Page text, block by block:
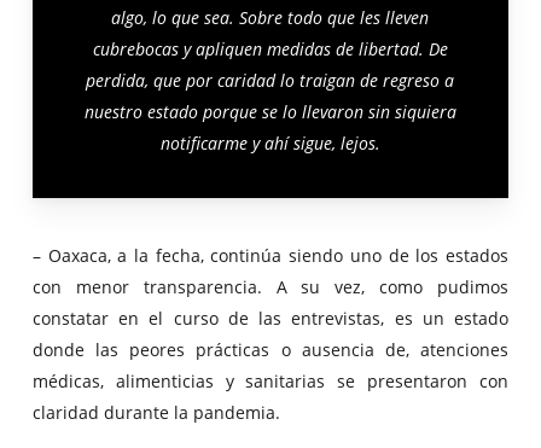
algo, lo que sea. Sobre todo que les lleven
cubrebocas y apliquen medidas de libertad. De
perdida, que por caridad lo traigan de regreso a
nuestro estado porque se lo llevaron sin siquiera
notificarme y ahí sigue, lejos.
– Oaxaca, a la fecha, continúa siendo uno de los estados
con menor transparencia. A su vez, como pudimos
constatar en el curso de las entrevistas, es un estado
donde las peores prácticas o ausencia de, atenciones
médicas, alimenticias y sanitarias se presentaron con
claridad durante la pandemia.